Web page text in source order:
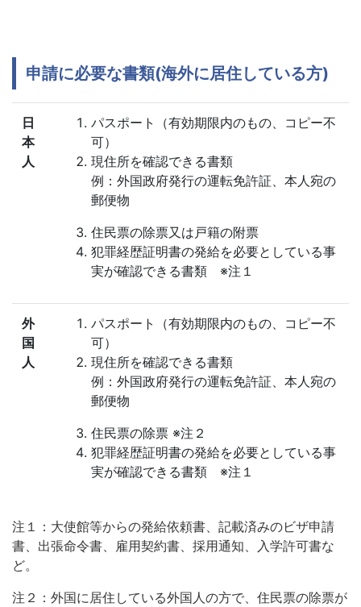
申請に必要な書類(海外に居住している方)
日
本
人
パスポート（有効期限内のもの、コピー不
可）
現住所を確認できる書類
例：外国政府発行の運転免許証、本人宛の
郵便物
住民票の除票又は戸籍の附票
犯罪経歴証明書の発給を必要としている事
実が確認できる書類 ※注１
外
国
人
パスポート（有効期限内のもの、コピー不
可）
現住所を確認できる書類
例：外国政府発行の運転免許証、本人宛の
郵便物
住民票の除票 ※注２
犯罪経歴証明書の発給を必要としている事
実が確認できる書類 ※注１
注１：大使館等からの発給依頼書、記載済みのビザ申請
書、出張命令書、雇用契約書、採用通知、入学許可書な
ど。
注２：外国に居住している外国人の方で、住民票の除票が